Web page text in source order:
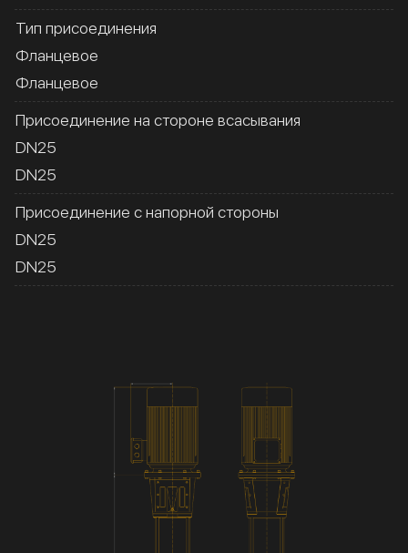
Тип присоединения
Фланцевое
Фланцевое
Присоединение на стороне всасывания
DN25
DN25
Присоединение с напорной стороны
DN25
DN25